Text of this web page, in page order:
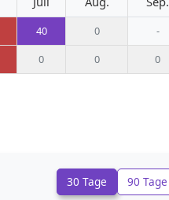
40 0 -
0 0 0
30 Tage 90 Tage